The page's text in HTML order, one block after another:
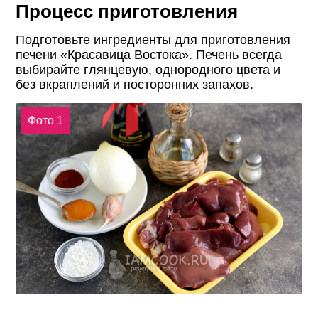
Процесс приготовления
Подготовьте ингредиенты для приготовления
печени «Красавица Востока». Печень всегда
выбирайте глянцевую, однородного цвета и
без вкраплений и посторонних запахов.
Фото 1